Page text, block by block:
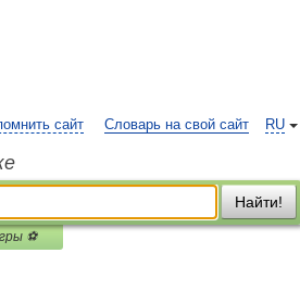
RU
сайт Словарь на свой сайт
Найти!
⚽